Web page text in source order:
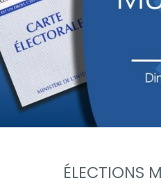
ÉLECTIONS